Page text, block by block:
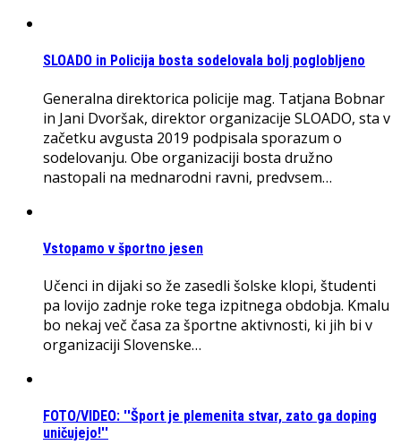
SLOADO in Policija bosta sodelovala bolj poglobljeno
Generalna direktorica policije mag. Tatjana Bobnar
in Jani Dvoršak, direktor organizacije SLOADO, sta v
začetku avgusta 2019 podpisala sporazum o
sodelovanju. Obe organizaciji bosta družno
nastopali na mednarodni ravni, predvsem…
Vstopamo v športno jesen
Učenci in dijaki so že zasedli šolske klopi, študenti
pa lovijo zadnje roke tega izpitnega obdobja. Kmalu
bo nekaj več časa za športne aktivnosti, ki jih bi v
organizaciji Slovenske…
FOTO/VIDEO: ''Šport je plemenita stvar, zato ga doping
uničujejo!''